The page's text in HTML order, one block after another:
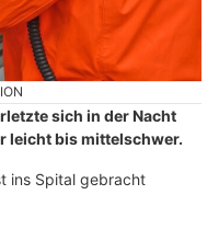
sich in der Nacht
leicht bis mittelschwer.
ins Spital gebracht